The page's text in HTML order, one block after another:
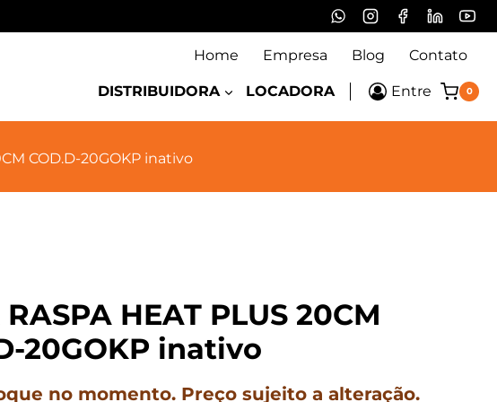
Home Empresa Blog Contato
DISTRIBUIDORA LOCADORA Entre 0
COD.D-20GOKP inativo
HEAT PLUS 20CM
20GOKP inativo
no momento. Preço sujeito a alteração.